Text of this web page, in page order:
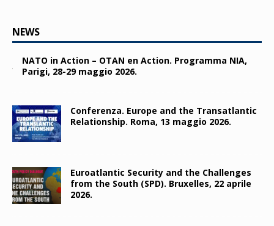
NEWS
NATO in Action – OTAN en Action. Programma NIA,
Parigi, 28-29 maggio 2026.
Conferenza. Europe and the Transatlantic
Relationship. Roma, 13 maggio 2026.
Euroatlantic Security and the Challenges
from the South (SPD). Bruxelles, 22 aprile
2026.